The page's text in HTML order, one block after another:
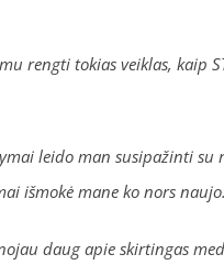
rengti tokias veiklas,
leido man susipažinti
išmokė mane ko nors
daug apie skirtingas